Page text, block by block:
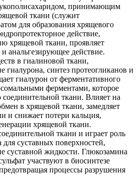
принимающим
ткани (служит
для образования хрящевого
действие,
хрящевой ткани, проявляет
анальгезирующее действие.
в гиалиновой ткани,
гиалурона, синтез протеогликанов и
гиалурон от ферментативного
ферментами, которое
ткани. Влияет на
в хрящевой ткани, замедляет
и снижает потери кальция,
хрящевой ткани.
ткани и играет роль
суставных поверхностей,
суставной жидкости. Глюкозамина
участвуют в биосинтезе
процессы разрушения